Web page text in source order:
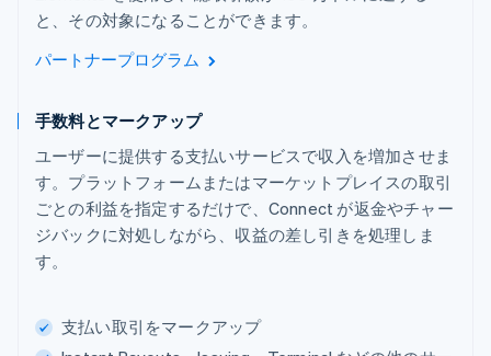
と、その対象になることができます。
パートナープログラム
手数料とマークアップ
ユーザーに提供する支払いサービスで収入を増加させま
す。プラットフォームまたはマーケットプレイスの取引
ごとの利益を指定するだけで、Connect が返金やチャー
ジバックに対処しながら、収益の差し引きを処理しま
す。
支払い取引をマークアップ